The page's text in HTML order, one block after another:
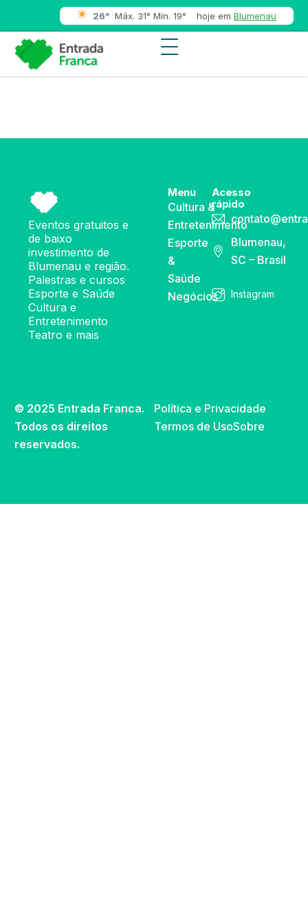
26° Máx. 31° Mín. 19° hoje em Blumenau
Eventos gratuitos e
de baixo
investimento de
Blumenau e região.
Palestras e cursos
Esporte e Saúde
Cultura e
Entretenimento
Teatro e mais
Menu
Cultura &
Entretenimento
Esporte
&
Saúde
Negócios
Acesso
rápido
Blumenau,
SC – Brasil
Instagram
© 2025 Entrada Franca.
Todos os direitos
reservados.
Política e Privacidade
Termos de UsoSobre